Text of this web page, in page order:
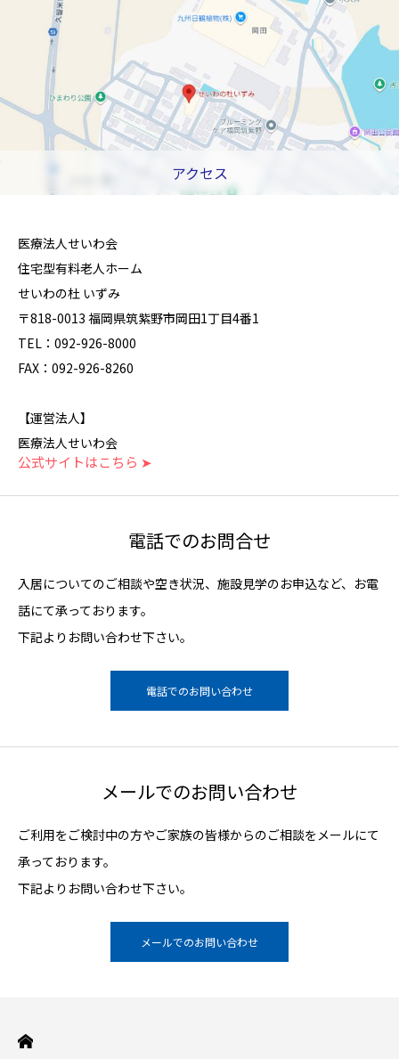
アクセス
医療法人せいわ会
住宅型有料老人ホーム
せいわの杜 いずみ
〒818-0013 福岡県筑紫野市岡田1丁目4番1
TEL：092-926-8000
FAX：092-926-8260
【運営法人】
医療法人せいわ会
公式サイトはこちら ➤
電話でのお問合せ
入居についてのご相談や空き状況、施設見学のお申込など、お電
話にて承っております。
下記よりお問い合わせ下さい。
電話でのお問い合わせ
メールでのお問い合わせ
ご利用をご検討中の方やご家族の皆様からのご相談をメールにて
承っております。
下記よりお問い合わせ下さい。
メールでのお問い合わせ